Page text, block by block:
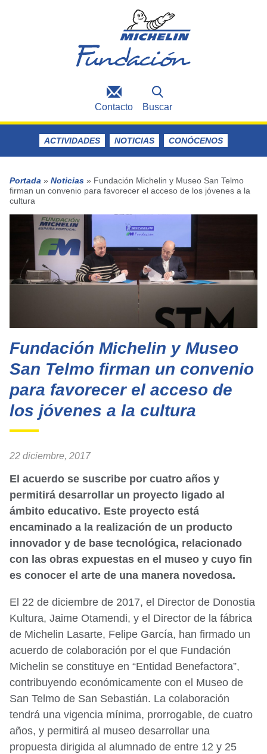
Contacto Buscar
ACTIVIDADES NOTICIAS CONÓCENOS
Portada » Noticias » Fundación Michelin y Museo San Telmo
firman un convenio para favorecer el acceso de los jóvenes a la
cultura
Fundación Michelin y Museo
San Telmo firman un convenio
para favorecer el acceso de
los jóvenes a la cultura
22 diciembre, 2017
El acuerdo se suscribe por cuatro años y
permitirá desarrollar un proyecto ligado al
ámbito educativo. Este proyecto está
encaminado a la realización de un producto
innovador y de base tecnológica, relacionado
con las obras expuestas en el museo y cuyo fin
es conocer el arte de una manera novedosa.
El 22 de diciembre de 2017, el Director de Donostia
Kultura, Jaime Otamendi, y el Director de la fábrica
de Michelin Lasarte, Felipe García, han firmado un
acuerdo de colaboración por el que Fundación
Michelin se constituye en “Entidad Benefactora”,
contribuyendo económicamente con el Museo de
San Telmo de San Sebastián. La colaboración
tendrá una vigencia mínima, prorrogable, de cuatro
años, y permitirá al museo desarrollar una
propuesta dirigida al alumnado de entre 12 y 25